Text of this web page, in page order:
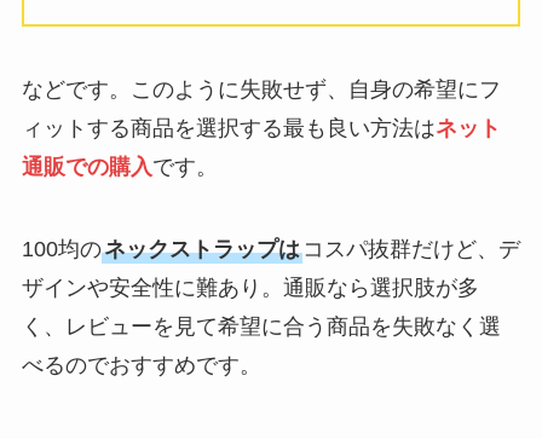
などです。このように失敗せず、自身の希望にフ
ィットする商品を選択する最も良い方法はネット
通販での購入です。
100均のネックストラップはコスパ抜群だけど、デ
ザインや安全性に難あり。通販なら選択肢が多
く、レビューを見て希望に合う商品を失敗なく選
べるのでおすすめです。